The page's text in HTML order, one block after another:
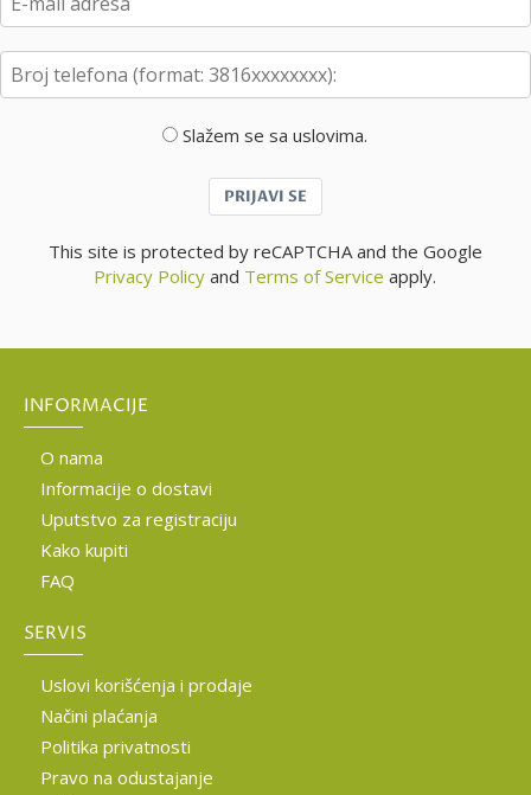
Slažem se sa uslovima.
PRIJAVI SE
This site is protected by reCAPTCHA and the Google
Privacy Policy and Terms of Service apply.
INFORMACIJE
O nama
Informacije o dostavi
Uputstvo za registraciju
Kako kupiti
FAQ
SERVIS
Uslovi korišćenja i prodaje
Načini plaćanja
Politika privatnosti
Pravo na odustajanje